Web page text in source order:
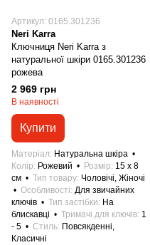
Артикул: 0165.301236
Neri Karra
Ключниця Neri Karra з
натуральної шкіри 0165.301236
рожева
2 969 грн
В наявності
Купити
Матеріал
Натуральна шкіра
Колір
Рожевий Розмір 15 x 8
см
Тип товару Чоловічі, Жіночі
Особливості Для звичайних
ключів
Тип застібки
На
блискавці
Тримачі для ключів 1
- 5
Стиль Повсякденні,
Класичні